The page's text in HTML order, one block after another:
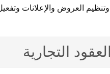
العروض والإعلانات
التجارية